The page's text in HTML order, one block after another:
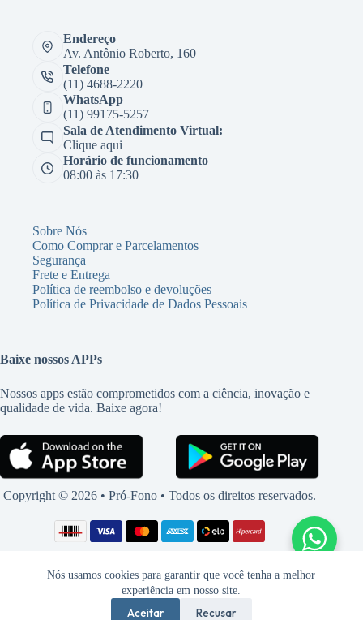
Nós usamos cookies para garantir que você tenha a melhor
experiência em nosso site.
Aceitar Recusar
Endereço
Av. Antônio Roberto, 160
Telefone
(11) 4688-2220
WhatsApp
(11) 99175-5257
Sala de Atendimento Virtual:
Clique aqui
Horário de funcionamento
08:00 às 17:30
Sobre Nós
Como Comprar e Parcelamentos
Segurança
Frete e Entrega
Política de reembolso e devoluções
Política de Privacidade de Dados Pessoais
Baixe nossos APPs
Nossos apps estão comprometidos com a ciência, inovação e
qualidade de vida. Baixe agora!
Copyright © 2026 • Pró-Fono • Todos os direitos reservados.